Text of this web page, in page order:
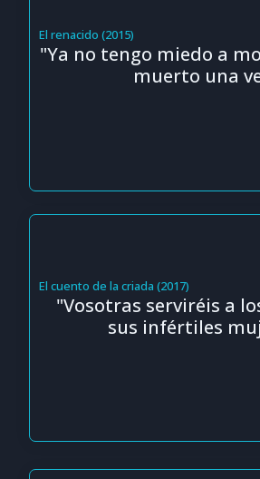
El renacido (2015)
"Ya no tengo miedo a
muerto una
El cuento de la criada (2017)
"Vosotras serviréis a
sus infértiles